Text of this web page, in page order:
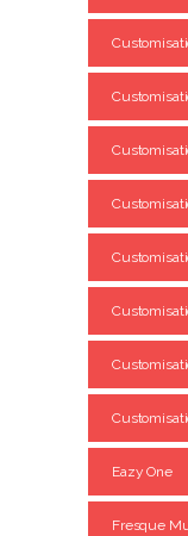
Eazy One
Fresque